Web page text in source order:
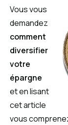
Vous vous
demandez
comment
diversifier
votre
épargne
et en lisant
cet article
vous